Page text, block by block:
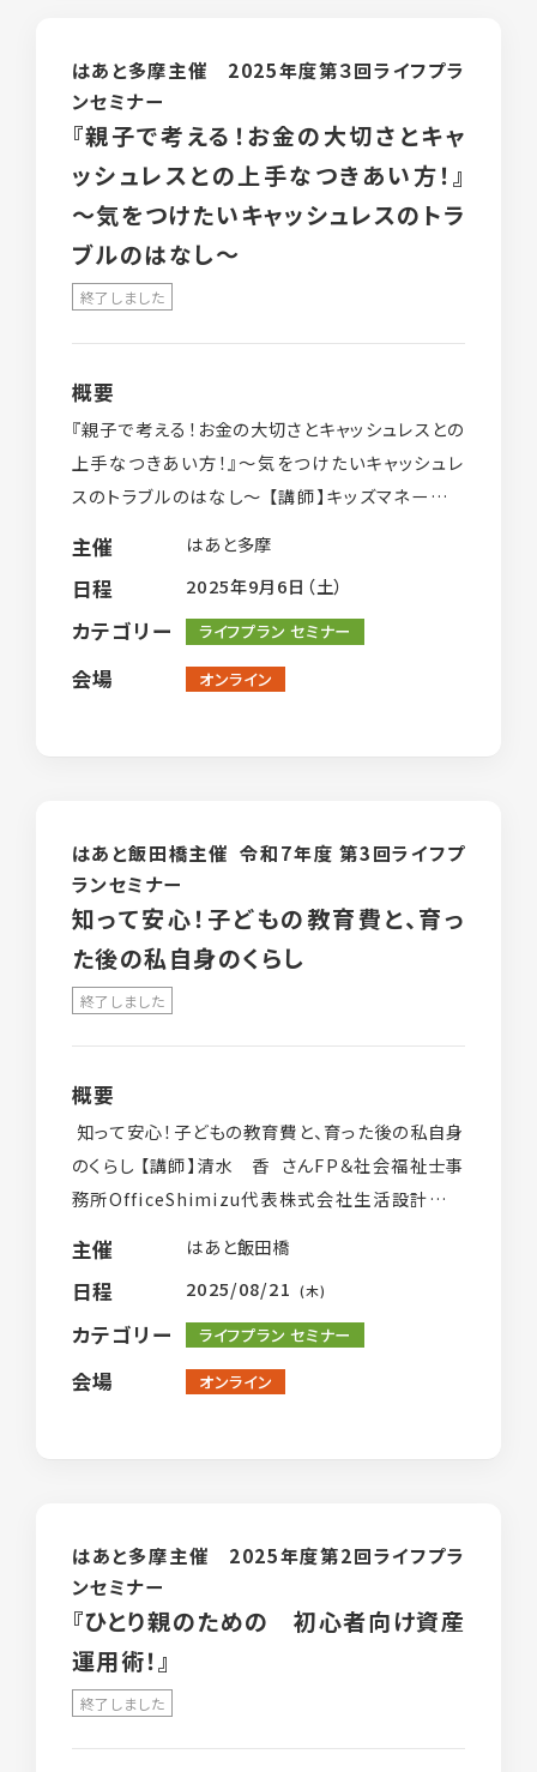
はあと多摩主催 2025年度第３回ライフプラ
ンセミナー
『親子で考える！お金の大切さとキャ
ッシュレスとの上手なつきあい方！』
～気をつけたいキャッシュレスのトラ
ブルのはなし～
終了しました
概要
『親子で考える！お金の大切さとキャッシュレスとの
上手なつきあい方！』～気をつけたいキャッシュレ
スのトラブルのはなし～ 【講師】キッズマネーステ
2025年 9月6日（土）14:0 […]
主催 はあと多摩
日程 2025年9月6日（土）
カテゴリー ライフプラン セミナー
会場 オンライン
はあと飯田橋主催 令和7年度 第3回ライフプ
ランセミナー
知って安心！子どもの教育費と、育っ
た後の私自身のくらし
終了しました
概要
知って安心！子どもの教育費と、育った後の私自身
のくらし 【講師】清水 香 さんFP＆社会福祉士事
務所OfficeShimizu代表株式会社生活設計塾ク
主催 はあと飯田橋
日程 2025/08/21 (木)
カテゴリー ライフプラン セミナー
会場 オンライン
はあと多摩主催 2025年度第2回ライフプラ
ンセミナー
『ひとり親のための 初心者向け資産
運用術！』
終了しました